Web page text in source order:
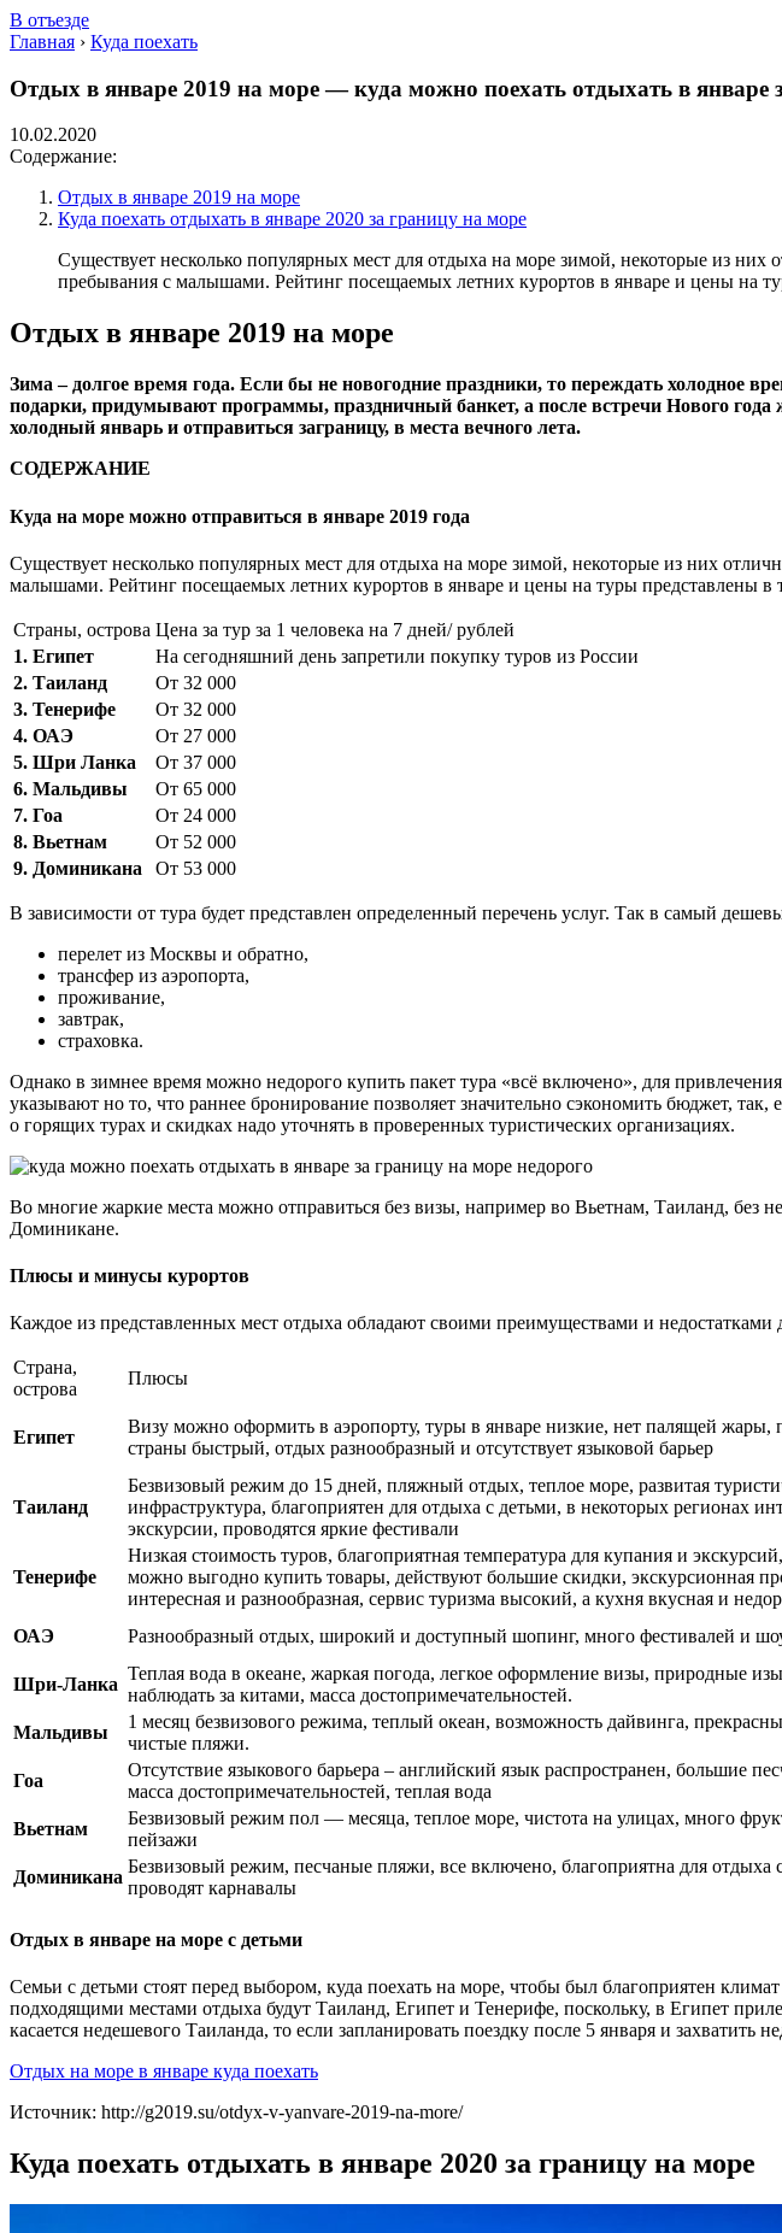
В отъезде
Главная › Куда поехать
Отдых в январе 2019 на море — куда можно поехать отдыхать в январе
10.02.2020
Содержание:
Отдых в январе 2019 на море
Куда поехать отдыхать в январе 2020 за границу на море
Существует несколько популярных мест для отдыха на море зимой, некоторые из них
пребывания с малышами. Рейтинг посещаемых летних курортов в январе и цены на
Отдых в январе 2019 на море
Зима – долгое время года. Если бы не новогодние праздники, то переждать холодное
подарки, придумывают программы, праздничный банкет, а после встречи Нового года
холодный январь и отправиться заграницу, в места вечного лета.
СОДЕРЖАНИЕ
Куда на море можно отправиться в январе 2019 года
Существует несколько популярных мест для отдыха на море зимой, некоторые из них
малышами. Рейтинг посещаемых летних курортов в январе и цены на туры представлены в
Страны, острова Цена за тур за 1 человека на 7 дней/ рублей
1. Египет
На сегодняшний день запретили покупку туров из России
2. Таиланд
От 32 000
3. Тенерифе
От 32 000
4. ОАЭ
От 27 000
5. Шри Ланка
От 37 000
6. Мальдивы
От 65 000
7. Гоа
От 24 000
8. Вьетнам
От 52 000
9. Доминикана
От 53 000
В зависимости от тура будет представлен определенный перечень услуг. Так в самый
перелет из Москвы и обратно,
трансфер из аэропорта,
проживание,
завтрак,
страховка.
Однако в зимнее время можно недорого купить пакет тура «всё включено», для
указывают но то, что раннее бронирование позволяет значительно сэкономить бюджет,
о горящих турах и скидках надо уточнять в проверенных туристических организациях.
Во многие жаркие места можно отправиться без визы, например во Вьетнам, Таиланд,
Доминикане.
Плюсы и минусы курортов
Каждое из представленных мест отдыха обладают своими преимуществами и недостатками
Страна,
острова
Плюсы
Египет
Визу можно оформить в аэропорту, туры в январе низкие, нет палящей жары,
страны быстрый, отдых разнообразный и отсутствует языковой барьер
Таиланд
Безвизовый режим до 15 дней, пляжный отдых, теплое море, развитая
инфраструктура, благоприятен для отдыха с детьми, в некоторых регионах
экскурсии, проводятся яркие фестивали
Тенерифе
Низкая стоимость туров, благоприятная температура для купания и
можно выгодно купить товары, действуют большие скидки, экскурсионная
интересная и разнообразная, сервис туризма высокий, а кухня вкусная и
ОАЭ Разнообразный отдых, широкий и доступный шопинг, много фестивалей и
Шри-Ланка
Теплая вода в океане, жаркая погода, легкое оформление визы, природные
наблюдать за китами, масса достопримечательностей.
Мальдивы
1 месяц безвизового режима, теплый океан, возможность дайвинга,
чистые пляжи.
Гоа
Отсутствие языкового барьера – английский язык распространен, большие
масса достопримечательностей, теплая вода
Вьетнам
Безвизовый режим пол — месяца, теплое море, чистота на улицах, много
пейзажи
Доминикана
Безвизовый режим, песчаные пляжи, все включено, благоприятна для отдыха
проводят карнавалы
Отдых в январе на море с детьми
Семьи с детьми стоят перед выбором, куда поехать на море, чтобы был благоприятен
подходящими местами отдыха будут Таиланд, Египет и Тенерифе, поскольку, в Египет
касается недешевого Таиланда, то если запланировать поездку после 5 января и
Отдых на море в январе куда поехать
Источник: http://g2019.su/otdyx-v-yanvare-2019-na-more/
Куда поехать отдыхать в январе 2020 за границу на море